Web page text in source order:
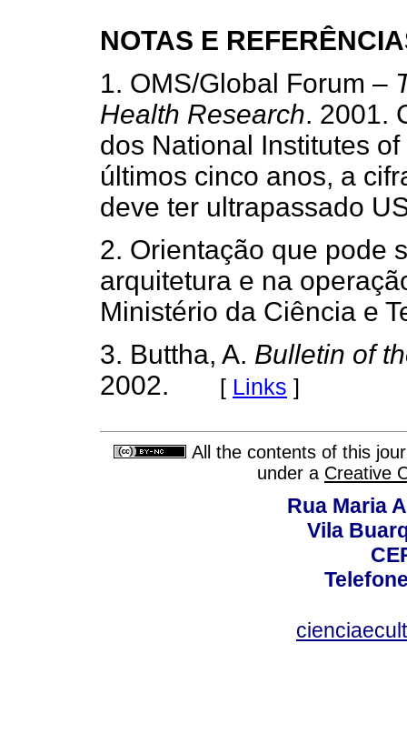
NOTAS E
1. OMS/Global Forum –
Health Research. 2001.
dos National Institutes
últimos cinco anos, a
deve ter ultrapassado
2. Orientação que pode
arquitetura e na
Ministério da Ciência e
3. Buttha, A. Bulletin of
2002. [ Links ]
All the contents of this
under a Creative
Rua Maria
Vila